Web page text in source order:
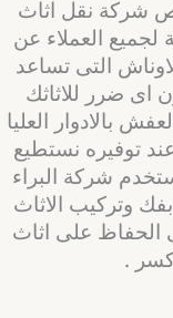
شركة نقل اثاث
العملاء عن
التى تساعد
اى ضرر للاثاثك
بالادوار العليا
توفيره نستطيع
شركة البراء
وتركيب الاثاث
على اثاث
.